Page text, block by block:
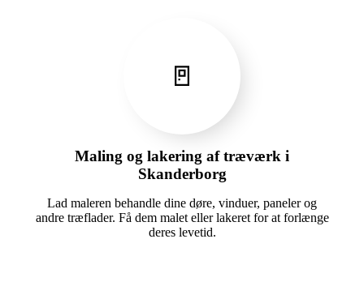
🚪
Maling og lakering af træværk i
Skanderborg
Lad maleren behandle dine døre, vinduer, paneler og
andre træflader. Få dem malet eller lakeret for at forlænge
deres levetid.